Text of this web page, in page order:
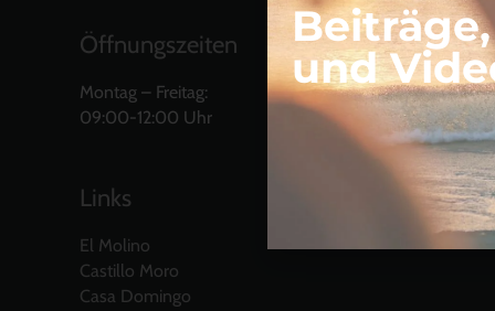
Öffnungszeiten
Montag – Freitag:
09:00-12:00 Uhr
Links
El Molino
Castillo Moro
Casa Domingo
und